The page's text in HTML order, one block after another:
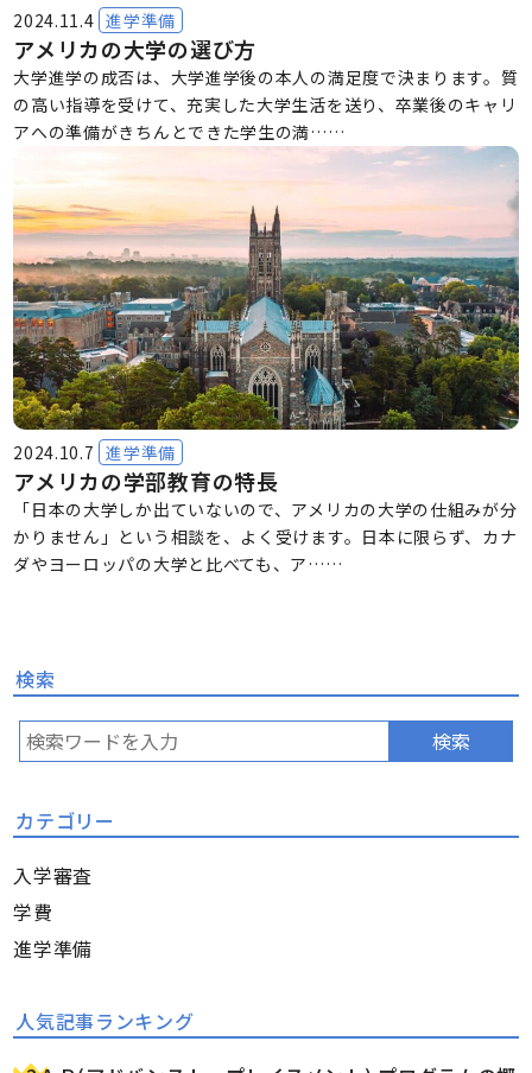
検索
検索
カテゴリー
入学審査
学費
進学準備
人気記事ランキング
2024.11.4 進学準備
アメリカの大学の選び方
大学進学の成否は、大学進学後の本人の満足度で決まります。質
の高い指導を受けて、充実した大学生活を送り、卒業後のキャリ
アへの準備がきちんとできた学生の満……
2024.10.7 進学準備
アメリカの学部教育の特長
「日本の大学しか出ていないので、アメリカの大学の仕組みが分
かりません」という相談を、よく受けます。日本に限らず、カナ
ダやヨーロッパの大学と比べても、ア……